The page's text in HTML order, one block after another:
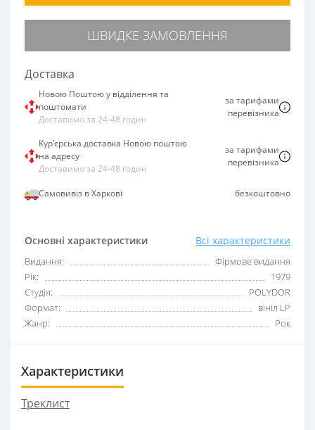
Основні характеристики Всі характеристики
Видання:
Фірмове видання
Рік:
1979
Студія:
POLYDOR
Формат:
вініл LP
Жанр:
Рок
ШВИДКЕ ЗАМОВЛЕННЯ
Доставка
Новою Поштою у відділення та
поштомати
Доставимо за 24-48 годин
за тарифами
перевізника
Кур'єрська доставка Новою поштою
на адресу
Доставимо за 24-48 годин
за тарифами
перевізника
Самовивіз в Харкові безкоштовно
Характеристики
Треклист